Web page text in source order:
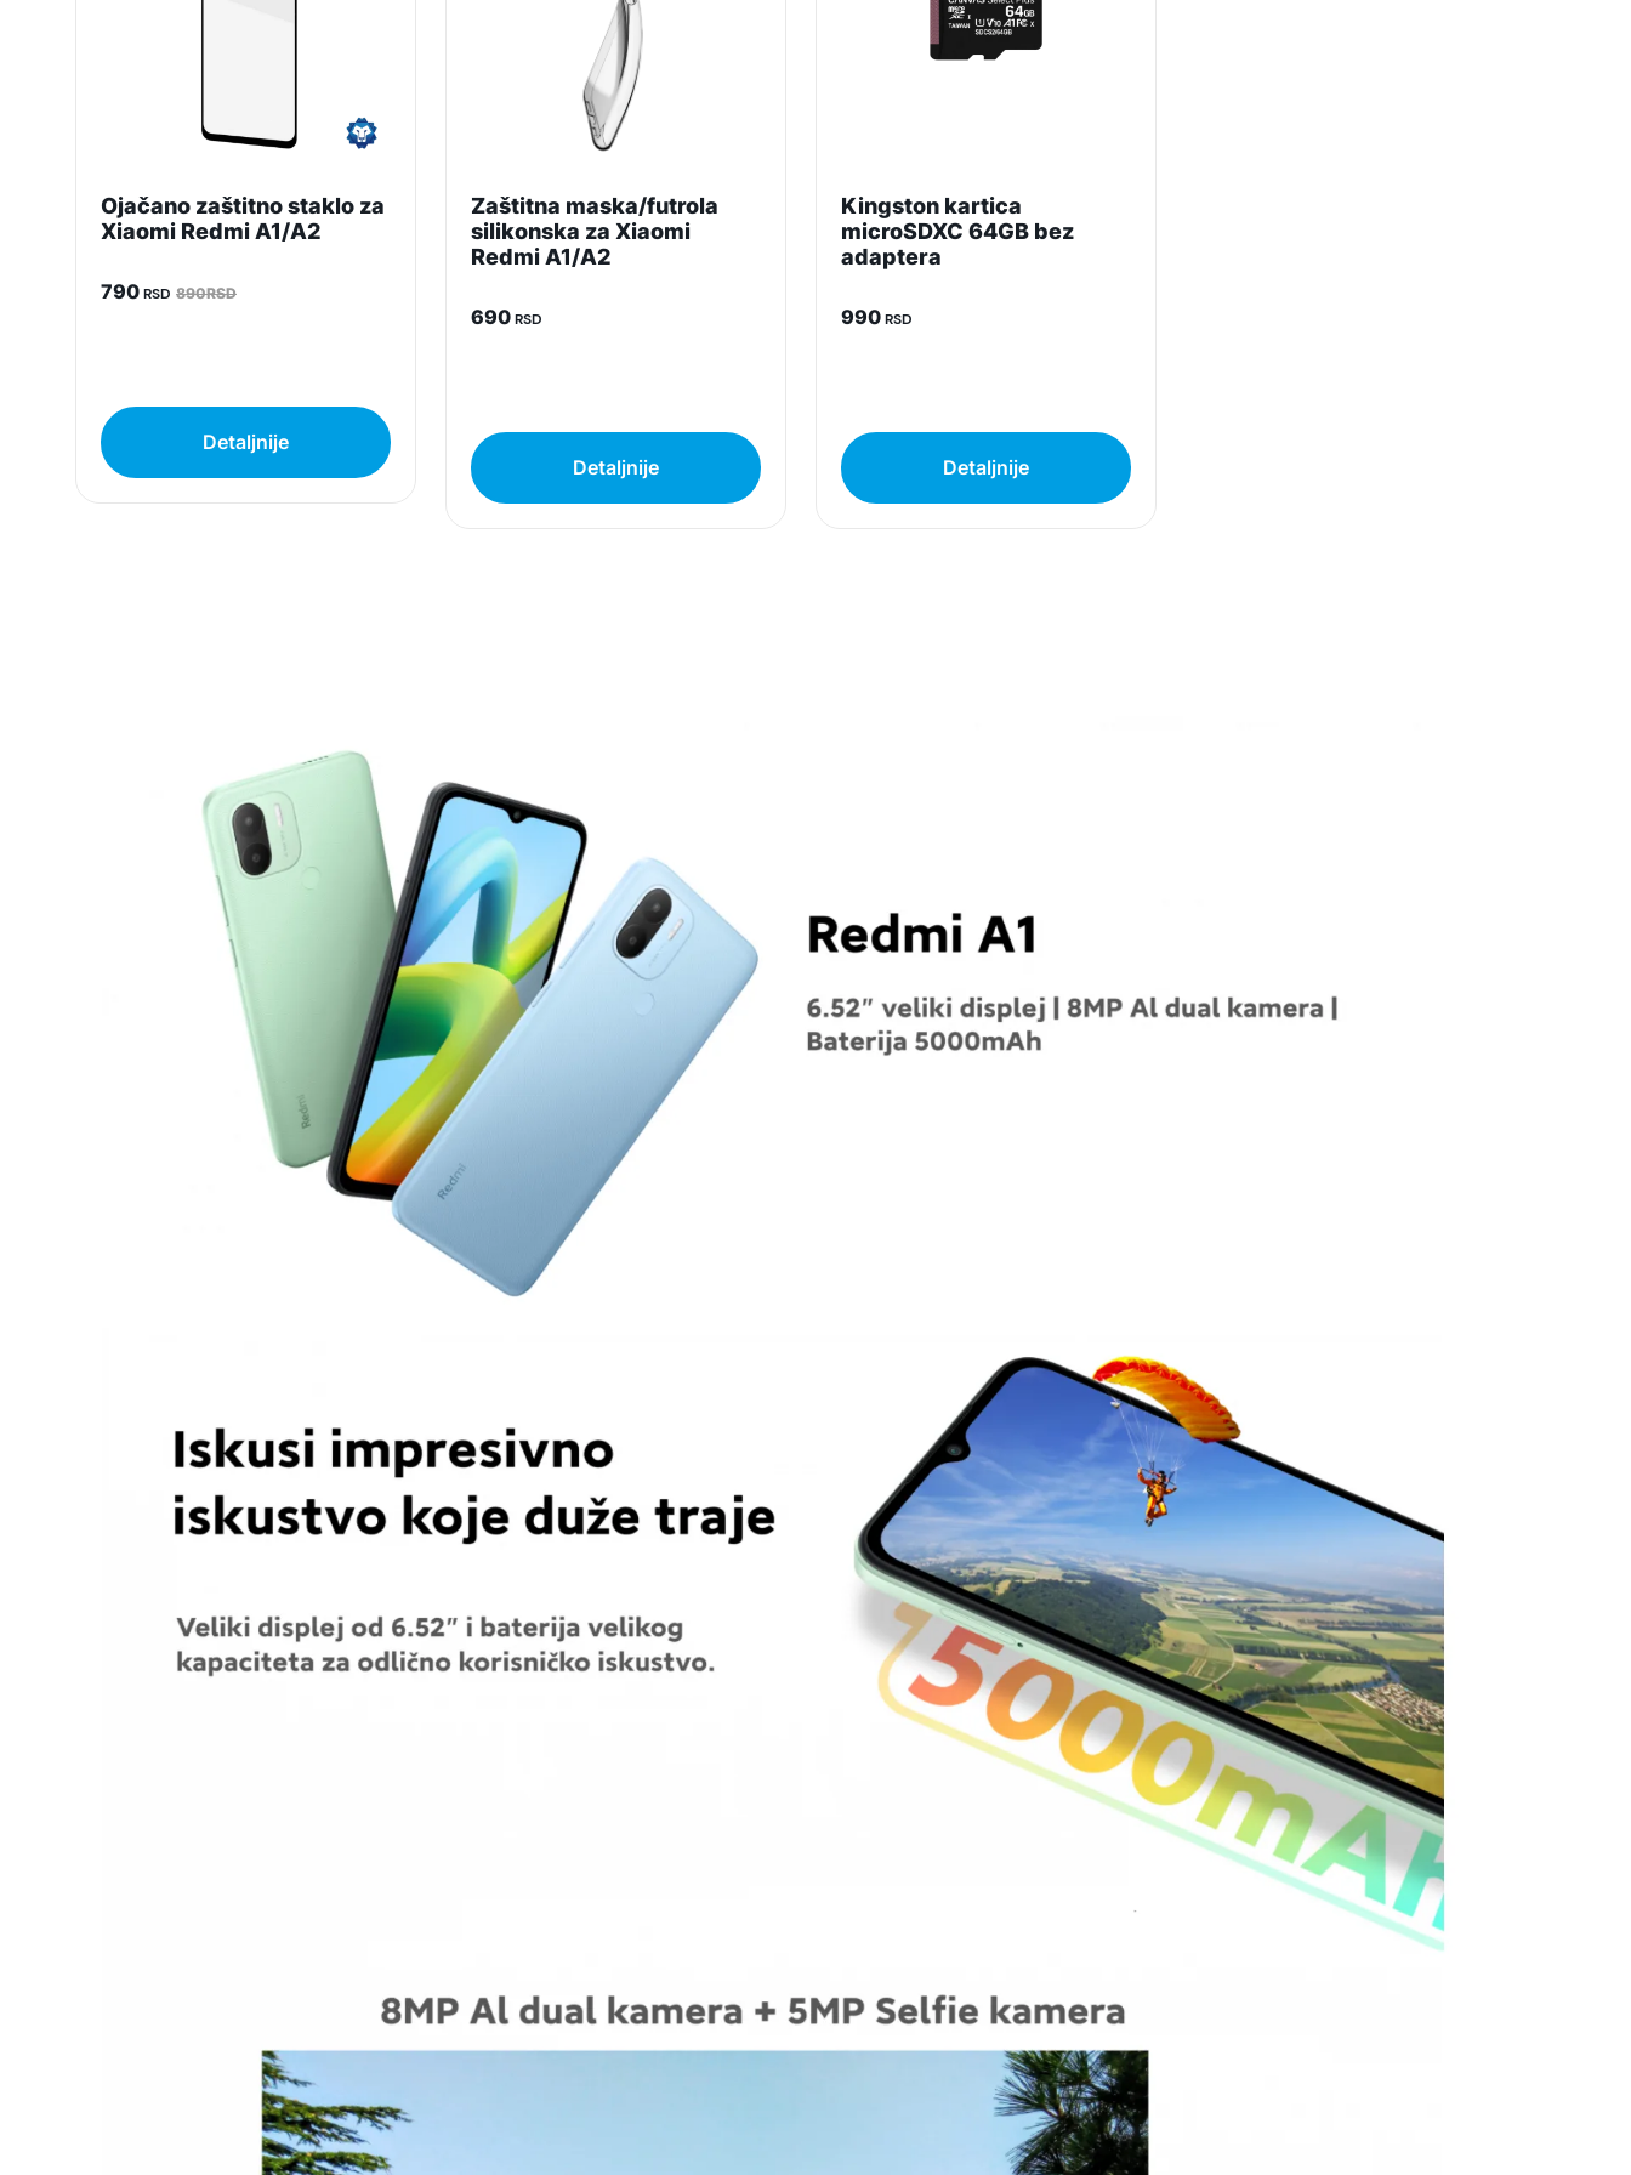
Ojačano zaštitno staklo za
Xiaomi Redmi A1/A2
790RSD 890RSD
Detaljnije
Zaštitna maska/futrola
silikonska za Xiaomi
Redmi A1/A2
690RSD
Detaljnije
Kingston kartica
microSDXC 64GB bez
adaptera
990RSD
Detaljnije